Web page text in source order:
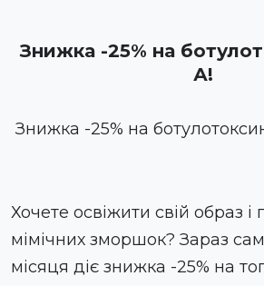
Знижка -25% на
А!
Знижка -25% на
Хочете освіжити свій образ і
мімічних зморшок? Зараз
місяця діє знижка -25% на